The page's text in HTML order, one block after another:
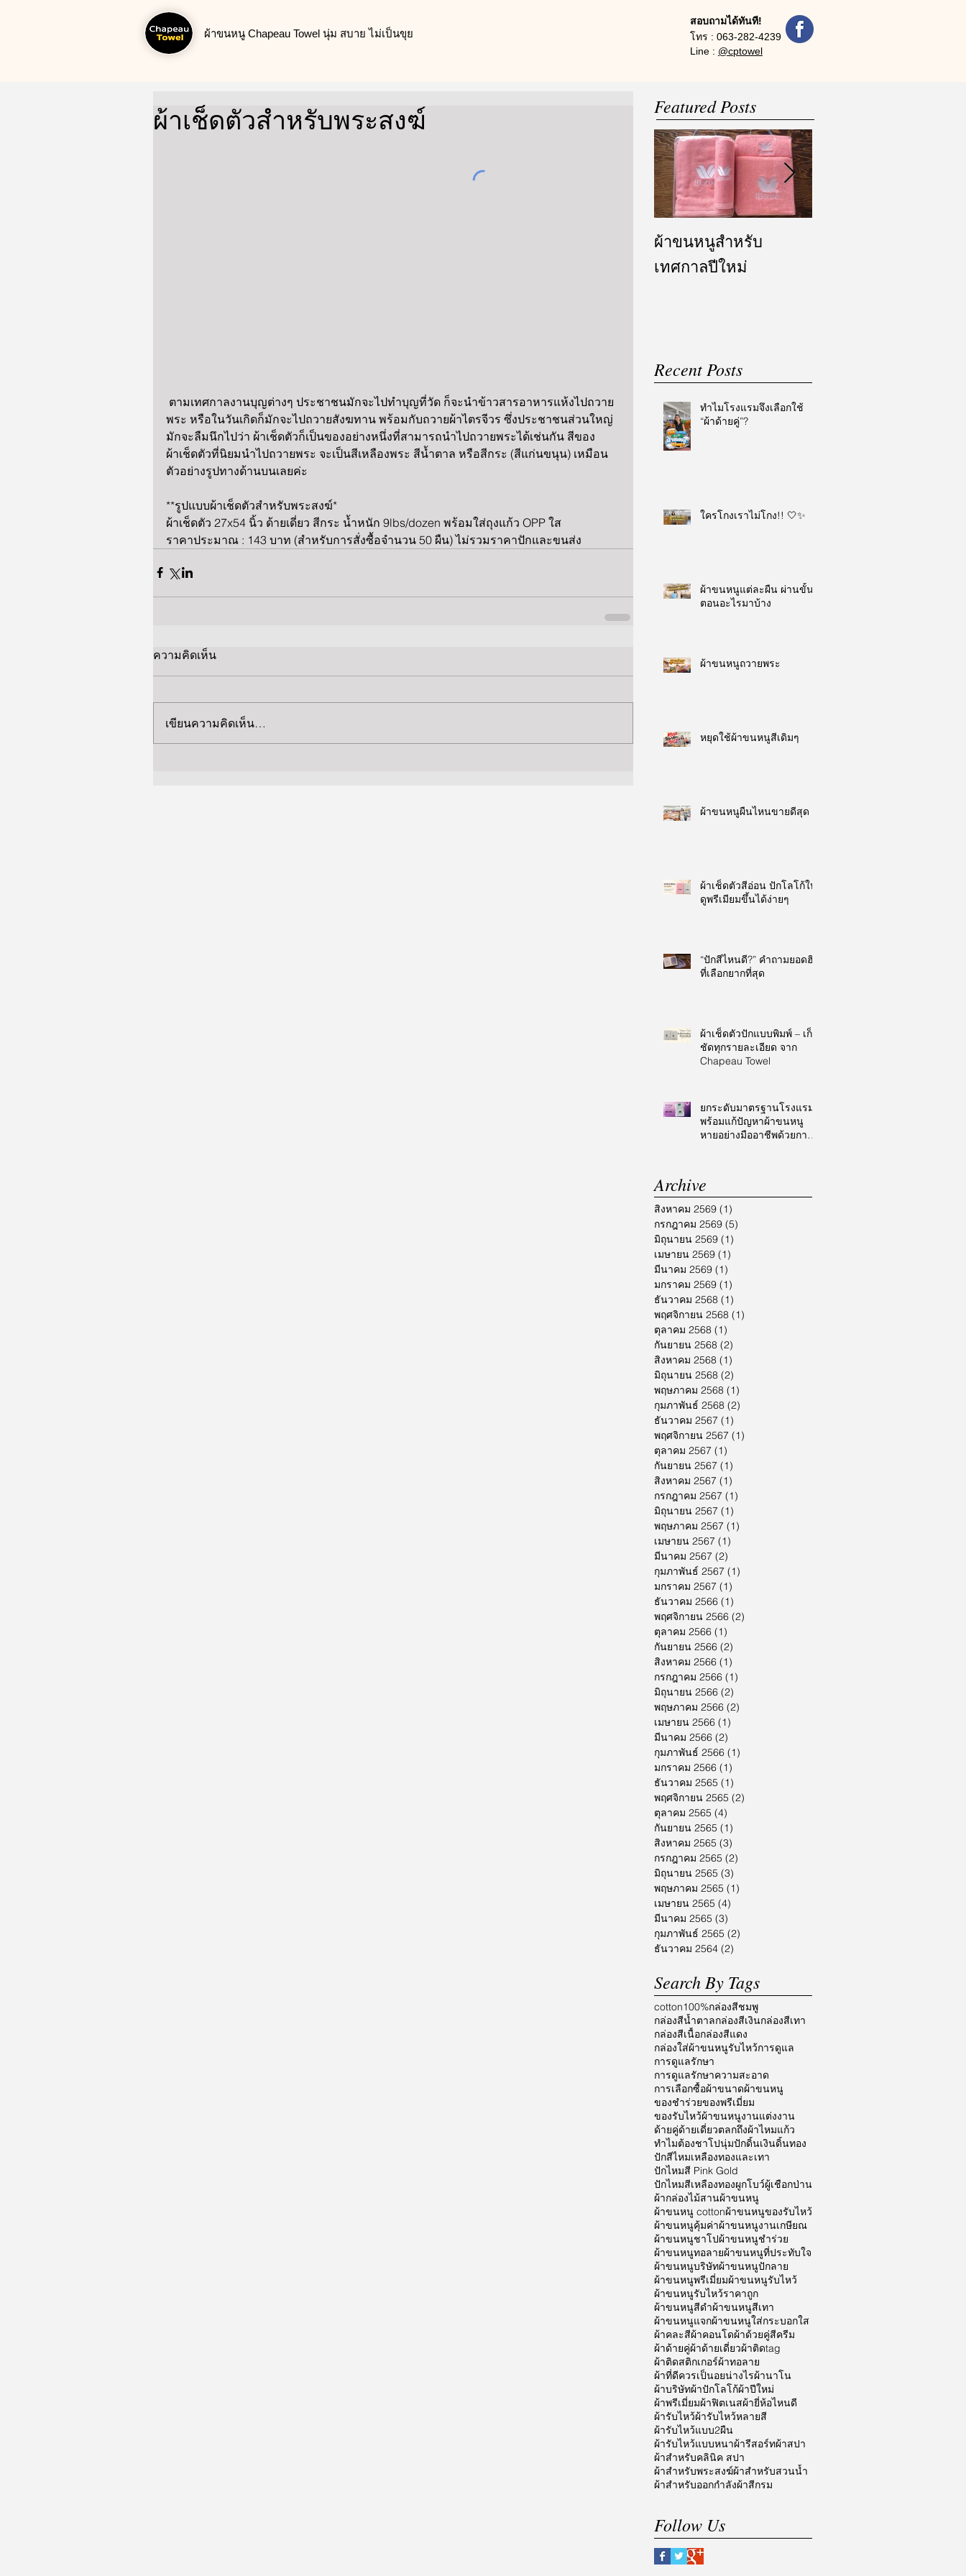
ผ้าขนหนู Chapeau Towel นุ่ม สบาย ไม่เป็นขุย
สอบถามได้ทันที!
โทร : 063-282-4239
Line : @cptowel
ผ้าเช็ดตัวสำหรับพระสงฆ์
พระ หรือในวันเกิดก็มักจะไปถวายสังฆทาน พร้อมกับถวายผ้าไตรจีวร ซึ่งประชาชนส่วนใหญ่
มักจะลืมนึกไปว่า ผ้าเช็ดตัวก็เป็นของอย่างหนึ่งที่สามารถนำไปถวายพระได้เช่นกัน สีของ
ผ้าเช็ดตัวที่นิยมนำไปถวายพระ จะเป็นสีเหลืองพระ สีน้ำตาล หรือสีกระ (สีแก่นขนุน) เหมือน
ตัวอย่างรูปทางด้านบนเลยค่ะ
**รูปแบบผ้าเช็ดตัวสำหรับพระสงฆ์*
ผ้าเช็ดตัว 27x54 นิ้ว ด้ายเดี่ยว สีกระ น้ำหนัก 9lbs/dozen พร้อมใส่ถุงแก้ว OPP ใส
ราคาประมาณ : 143 บาท (สำหรับการสั่งซื้อจำนวน 50 ผืน) ไม่รวมราคาปักและขนส่ง
ความคิดเห็น
เขียนความคิดเห็น…
Featured Posts
ผ้าขนหนูสำหรับ
เทศกาลปีใหม่
Recent Posts
ทำไมโรงแรมจึงเลือกใช้
“ผ้าด้ายคู่”?
ใครโกงเราไม่โกง!! 🤍✨
ผ้าขนหนูแต่ละผืน ผ่านขั้น
ตอนอะไรมาบ้าง
ผ้าขนหนูถวายพระ
หยุดใช้ผ้าขนหนูสีเดิมๆ
ผ้าขนหนูผืนไหนขายดีสุด
ผ้าเช็ดตัวสีอ่อน ปักโลโก้ให้
ดูพรีเมียมขึ้นได้ง่ายๆ
“ปักสีไหนดี?” คำถามยอดฮิต
ที่เลือกยากที่สุด
ผ้าเช็ดตัวปักแบบพิมพ์ – เก็บ
ชัดทุกรายละเอียด จาก
Chapeau Towel
ยกระดับมาตรฐานโรงแรม
พร้อมแก้ปัญหาผ้าขนหนู
หายอย่างมืออาชีพด้วยการ
Archive
สิงหาคม 2569 (1)
กรกฎาคม 2569 (5)
มิถุนายน 2569 (1)
เมษายน 2569 (1)
มีนาคม 2569 (1)
มกราคม 2569 (1)
ธันวาคม 2568 (1)
พฤศจิกายน 2568 (1)
ตุลาคม 2568 (1)
กันยายน 2568 (2)
สิงหาคม 2568 (1)
มิถุนายน 2568 (2)
พฤษภาคม 2568 (1)
กุมภาพันธ์ 2568 (2)
ธันวาคม 2567 (1)
พฤศจิกายน 2567 (1)
ตุลาคม 2567 (1)
กันยายน 2567 (1)
สิงหาคม 2567 (1)
กรกฎาคม 2567 (1)
มิถุนายน 2567 (1)
พฤษภาคม 2567 (1)
เมษายน 2567 (1)
มีนาคม 2567 (2)
กุมภาพันธ์ 2567 (1)
มกราคม 2567 (1)
ธันวาคม 2566 (1)
พฤศจิกายน 2566 (2)
ตุลาคม 2566 (1)
กันยายน 2566 (2)
สิงหาคม 2566 (1)
กรกฎาคม 2566 (1)
มิถุนายน 2566 (2)
พฤษภาคม 2566 (2)
เมษายน 2566 (1)
มีนาคม 2566 (2)
กุมภาพันธ์ 2566 (1)
มกราคม 2566 (1)
ธันวาคม 2565 (1)
พฤศจิกายน 2565 (2)
ตุลาคม 2565 (4)
กันยายน 2565 (1)
สิงหาคม 2565 (3)
กรกฎาคม 2565 (2)
มิถุนายน 2565 (3)
พฤษภาคม 2565 (1)
เมษายน 2565 (4)
มีนาคม 2565 (3)
กุมภาพันธ์ 2565 (2)
ธันวาคม 2564 (2)
Search By Tags
cotton100%กล่องสีชมพู
กล่องสีน้ำตาลกล่องสีเงินกล่องสีเทา
กล่องสีเนื้อกล่องสีแดง
กล่องใส่ผ้าขนหนูรับไหว้การดูแล
การดูแลรักษา
การดูแลรักษาความสะอาด
การเลือกซื้อผ้าขนาดผ้าขนหนู
ของชำร่วยของพรีเมี่ยม
ของรับไหว้ผ้าขนหนูงานแต่งงาน
ด้ายคู่ด้ายเดี่ยวตลกถึงผ้าไหมแก้ว
ทำไมต้องชาโปนุ่มปักดิ้นเงินดิ้นทอง
ปักสีไหมเหลืองทองและเทา
ปักไหมสี Pink Gold
ปักไหมสีเหลืองทองผูกโบว์ผู้เชือกป่าน
ผ้ากล่องไม้สานผ้าขนหนู
ผ้าขนหนู cottonผ้าขนหนูของรับไหว้
ผ้าขนหนูคุ้มค่าผ้าขนหนูงานเกษียณ
ผ้าขนหนูชาโปผ้าขนหนูชำร่วย
ผ้าขนหนูทอลายผ้าขนหนูที่ประทับใจ
ผ้าขนหนูบริษัทผ้าขนหนูปักลาย
ผ้าขนหนูพรีเมี่ยมผ้าขนหนูรับไหว้
ผ้าขนหนูรับไหว้ราคาถูก
ผ้าขนหนูสีดำผ้าขนหนูสีเทา
ผ้าขนหนูแจกผ้าขนหนูใส่กระบอกใส
ผ้าคละสีผ้าคอนโดผ้าด้วยคู่สีครีม
ผ้าด้ายคู่ผ้าด้ายเดี่ยวผ้าติดtag
ผ้าติดสติกเกอร์ผ้าทอลาย
ผ้าที่ดีควรเป็นอยน่างไรผ้านาโน
ผ้าบริษัทผ้าปักโลโก้ผ้าปีใหม่
ผ้าพรีเมี่ยมผ้าฟิตเนสผ้ายี่ห้อไหนดี
ผ้ารับไหว้ผ้ารับไหว้หลายสี
ผ้ารับไหว้แบบ2ผืน
ผ้ารับไหว้แบบหนาผ้ารีสอร์ทผ้าสปา
ผ้าสำหรับคลินิค สปา
ผ้าสำหรับพระสงฆ์ผ้าสำหรับสวนน้ำ
ผ้าสำหรับออกกำลังผ้าสีกรม
Follow Us